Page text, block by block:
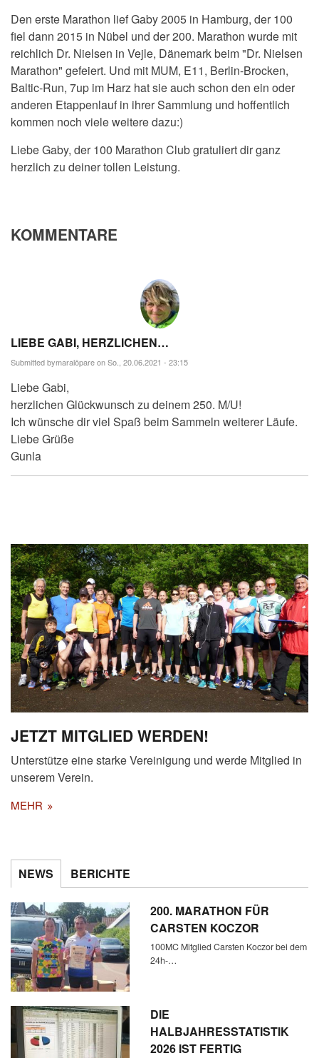
Den erste Marathon lief Gaby 2005 in Hamburg, der 100
fiel dann 2015 in Nübel und der 200. Marathon wurde mit
reichlich Dr. Nielsen in Vejle, Dänemark beim "Dr. Nielsen
Marathon" gefeiert. Und mit MUM, E11, Berlin-Brocken,
Baltic-Run, 7up im Harz hat sie auch schon den ein oder
anderen Etappenlauf in ihrer Sammlung und hoffentlich
kommen noch viele weitere dazu:)
Liebe Gaby, der 100 Marathon Club gratuliert dir ganz
herzlich zu deiner tollen Leistung.
KOMMENTARE
LIEBE GABI, HERZLICHEN…
Submitted bymaralöpareon So., 20.06.2021 - 23:15
Liebe Gabi,
herzlichen Glückwunsch zu deinem 250. M/U!
Ich wünsche dir viel Spaß beim Sammeln weiterer Läufe.
Liebe Grüße
Gunla
JETZT MITGLIED WERDEN!
Unterstütze eine starke Vereinigung und werde Mitglied in
unserem Verein.
MEHR
NEWS BERICHTE
200. MARATHON FÜR
CARSTEN KOCZOR
100MC Mitglied Carsten Koczor bei dem
24h-…
DIE
HALBJAHRESSTATISTIK
2026 IST FERTIG